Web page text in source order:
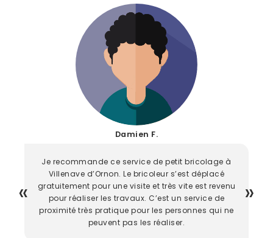
Damien F.
Je recommande ce service de petit bricolage à
Villenave d’Ornon. Le bricoleur s’est déplacé
gratuitement pour une visite et très vite est revenu
pour réaliser les travaux. C’est un service de
proximité très pratique pour les personnes qui ne
peuvent pas les réaliser.